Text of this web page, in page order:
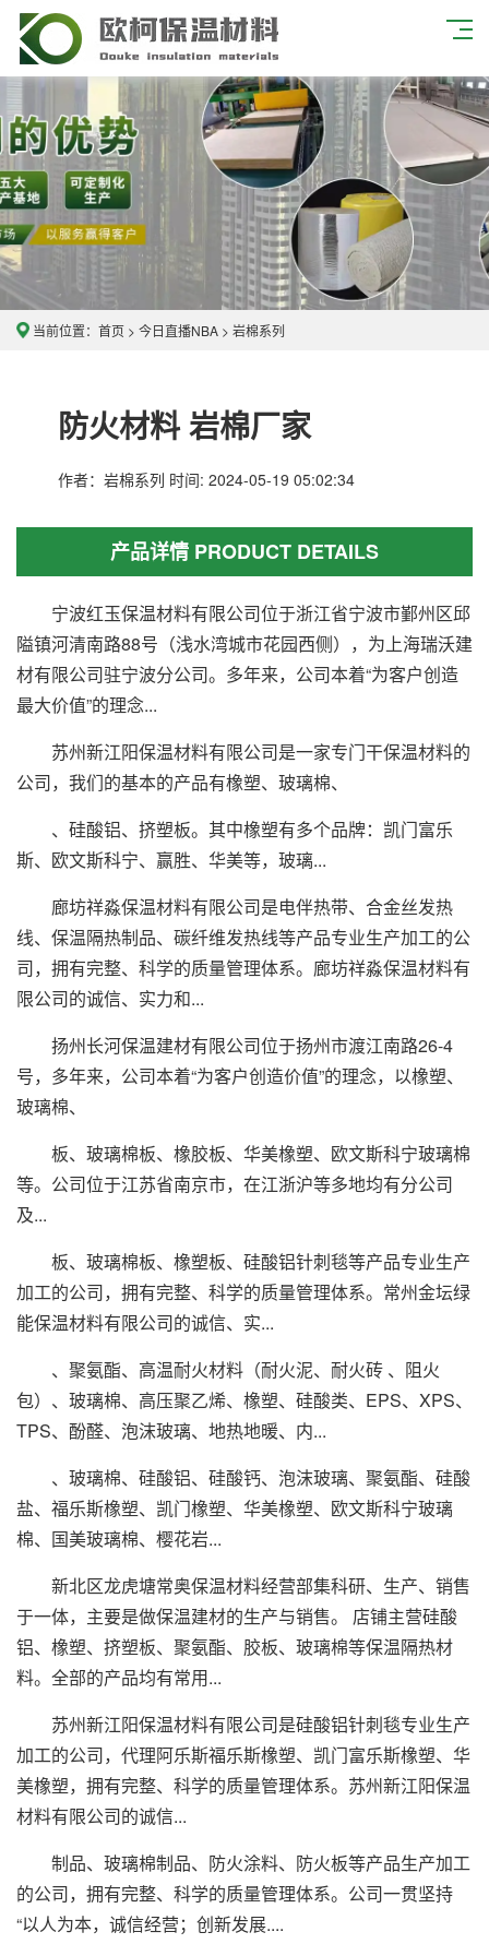
当前位置： 首页 > 今日直播NBA > 岩棉系列
防火材料 岩棉厂家
作者： 岩棉系列 时间: 2024-05-19 05:02:34
产品详情 PRODUCT DETAILS
宁波红玉保温材料有限公司位于浙江省宁波市鄞州区邱
隘镇河清南路88号（浅水湾城市花园西侧），为上海瑞沃建
材有限公司驻宁波分公司。多年来，公司本着“为客户创造
最大价值”的理念...
苏州新江阳保温材料有限公司是一家专门干保温材料的
公司，我们的基本的产品有橡塑、玻璃棉、
、硅酸铝、挤塑板。其中橡塑有多个品牌：凯门富乐
斯、欧文斯科宁、赢胜、华美等，玻璃...
廊坊祥淼保温材料有限公司是电伴热带、合金丝发热
线、保温隔热制品、碳纤维发热线等产品专业生产加工的公
司，拥有完整、科学的质量管理体系。廊坊祥淼保温材料有
限公司的诚信、实力和...
扬州长河保温建材有限公司位于扬州市渡江南路26-4
号，多年来，公司本着“为客户创造价值”的理念，以橡塑、
玻璃棉、
板、玻璃棉板、橡胶板、华美橡塑、欧文斯科宁玻璃棉
等。公司位于江苏省南京市，在江浙沪等多地均有分公司
及...
板、玻璃棉板、橡塑板、硅酸铝针刺毯等产品专业生产
加工的公司，拥有完整、科学的质量管理体系。常州金坛绿
能保温材料有限公司的诚信、实...
、聚氨酯、高温耐火材料（耐火泥、耐火砖 、阻火
包）、玻璃棉、高压聚乙烯、橡塑、硅酸类、EPS、XPS、
TPS、酚醛、泡沫玻璃、地热地暖、内...
、玻璃棉、硅酸铝、硅酸钙、泡沫玻璃、聚氨酯、硅酸
盐、福乐斯橡塑、凯门橡塑、华美橡塑、欧文斯科宁玻璃
棉、国美玻璃棉、樱花岩...
新北区龙虎塘常奥保温材料经营部集科研、生产、销售
于一体，主要是做保温建材的生产与销售。 店铺主营硅酸
铝、橡塑、挤塑板、聚氨酯、胶板、玻璃棉等保温隔热材
料。全部的产品均有常用...
苏州新江阳保温材料有限公司是硅酸铝针刺毯专业生产
加工的公司，代理阿乐斯福乐斯橡塑、凯门富乐斯橡塑、华
美橡塑，拥有完整、科学的质量管理体系。苏州新江阳保温
材料有限公司的诚信...
制品、玻璃棉制品、防火涂料、防火板等产品生产加工
的公司，拥有完整、科学的质量管理体系。公司一贯坚持
“以人为本，诚信经营；创新发展....